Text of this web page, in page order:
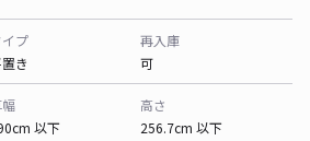
プ
き
再入庫
可
以下
高さ
256.7cm 以下